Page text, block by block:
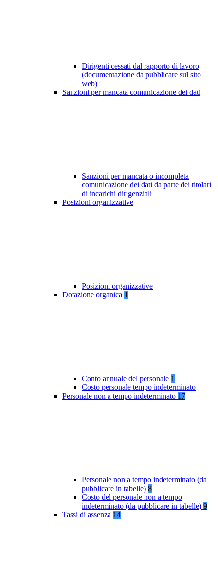
Dirigenti cessati dal rapporto di lavoro
(documentazione da pubblicare sul sito
web)
Sanzioni per mancata comunicazione dei dati
Sanzioni per mancata o incompleta
comunicazione dei dati da parte dei titolari
di incarichi dirigenziali
Posizioni organizzative
Posizioni organizzative
Dotazione organica 1
Conto annuale del personale 1
Costo personale tempo indeterminato
Personale non a tempo indeterminato 17
Personale non a tempo indeterminato (da
pubblicare in tabelle) 8
Costo del personale non a tempo
indeterminato (da pubblicare in tabelle) 9
Tassi di assenza 14